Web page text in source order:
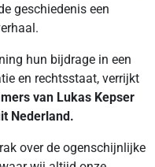
geschiedenis een
hun bijdrage in een
en rechtsstaat, verrijkt
van Lukas Kepser
Nederland.
over de ogenschijnlijke